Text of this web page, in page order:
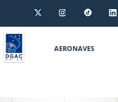
AERONAVES